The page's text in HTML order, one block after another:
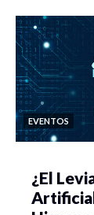
EVENTOS
¿El